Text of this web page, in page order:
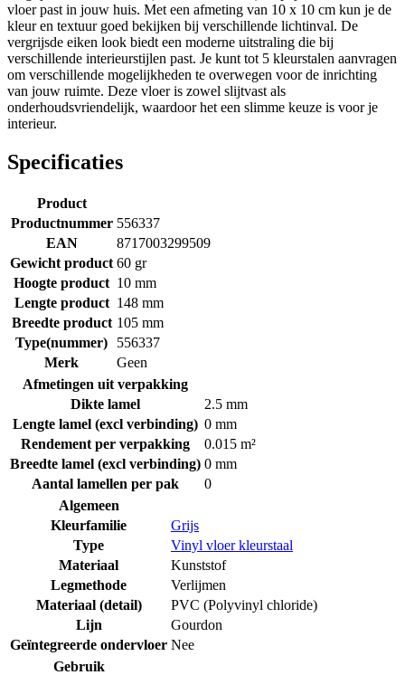
vloer past in jouw huis. Met een afmeting van 10 x 10 cm kun je de
kleur en textuur goed bekijken bij verschillende lichtinval. De
vergrijsde eiken look biedt een moderne uitstraling die bij
verschillende interieurstijlen past. Je kunt tot 5 kleurstalen aanvragen
om verschillende mogelijkheden te overwegen voor de inrichting
van jouw ruimte. Deze vloer is zowel slijtvast als
onderhoudsvriendelijk, waardoor het een slimme keuze is voor je
interieur.
Specificaties
Product
Productnummer 556337
EAN
8717003299509
Gewicht product 60 gr
Hoogte product 10 mm
Lengte product 148 mm
Breedte product 105 mm
Type(nummer)
556337
Merk
Geen
Afmetingen uit verpakking
Dikte lamel
2.5 mm
Lengte lamel (excl verbinding) 0 mm
Rendement per verpakking
0.015 m²
Breedte lamel (excl verbinding) 0 mm
Aantal lamellen per pak
0
Algemeen
Kleurfamilie
Grijs
Type
Vinyl vloer kleurstaal
Materiaal
Kunststof
Legmethode
Verlijmen
Materiaal (detail)
PVC (Polyvinyl chloride)
Lijn
Gourdon
Geïntegreerde ondervloer Nee
Gebruik